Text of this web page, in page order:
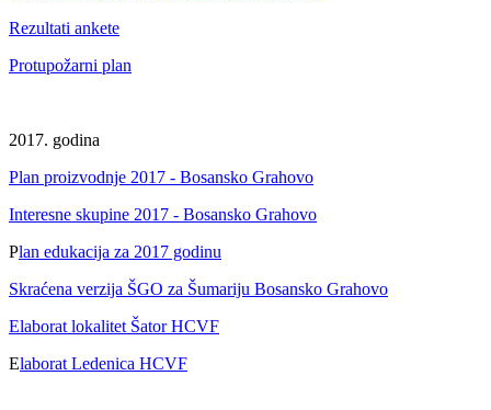
Rezultati ankete
Protupožarni plan
2017. godina
Plan proizvodnje 2017 - Bosansko Grahovo
Interesne skupine 2017 - Bosansko Grahovo
Plan edukacija za 2017 godinu
Skraćena verzija ŠGO za Šumariju Bosansko Grahovo
Elaborat lokalitet Šator HCVF
Elaborat Ledenica HCVF